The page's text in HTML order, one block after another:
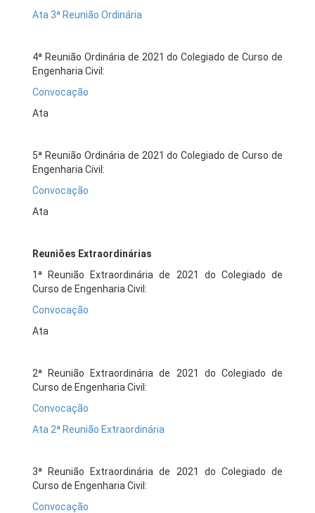
Ata 3ª Reunião Ordinária
4ª Reunião Ordinária de 2021 do Colegiado de Curso de
Engenharia Civil:
Convocação
Ata
5ª Reunião Ordinária de 2021 do Colegiado de Curso de
Engenharia Civil:
Convocação
Ata
Reuniões Extraordinárias
1ª Reunião Extraordinária de 2021 do Colegiado de
Curso de Engenharia Civil:
Convocação
Ata
2ª Reunião Extraordinária de 2021 do Colegiado de
Curso de Engenharia Civil:
Convocação
Ata 2ª Reunião Extraordinária
3ª Reunião Extraordinária de 2021 do Colegiado de
Curso de Engenharia Civil:
Convocação